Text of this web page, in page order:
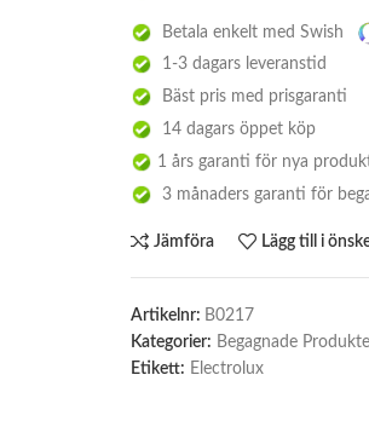
Betala enkelt med Swish
1-3 dagars leveranstid
Bäst pris med prisgaranti
14 dagars öppet köp
1 års garanti för nya
3 månaders garanti för
Jämföra Lägg till i
Artikelnr: B0217
Kategorier: Begagnade
Etikett: Electrolux